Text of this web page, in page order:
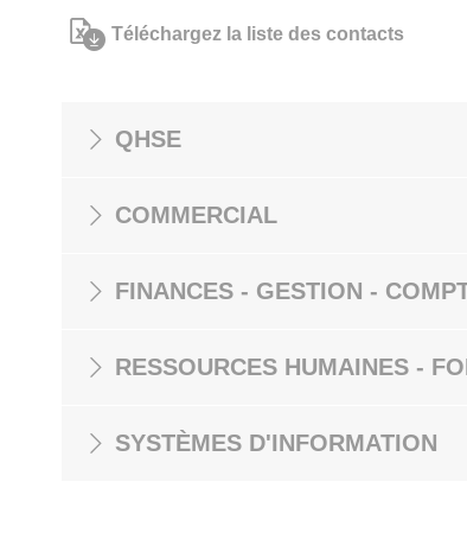
Téléchargez la liste des contacts
QHSE
COMMERCIAL
FINANCES - GESTION -
RESSOURCES HUMAINES -
SYSTÈMES D'INFORMATION